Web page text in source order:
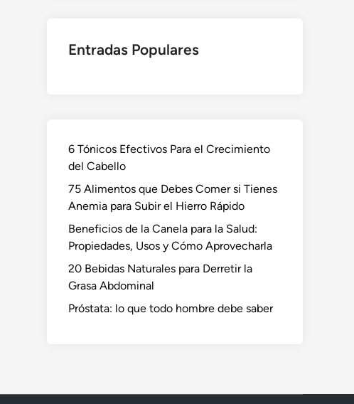
Entradas Populares
6 Tónicos Efectivos Para el Crecimiento
del Cabello
75 Alimentos que Debes Comer si Tienes
Anemia para Subir el Hierro Rápido
Beneficios de la Canela para la Salud:
Propiedades, Usos y Cómo Aprovecharla
20 Bebidas Naturales para Derretir la
Grasa Abdominal
Próstata: lo que todo hombre debe saber